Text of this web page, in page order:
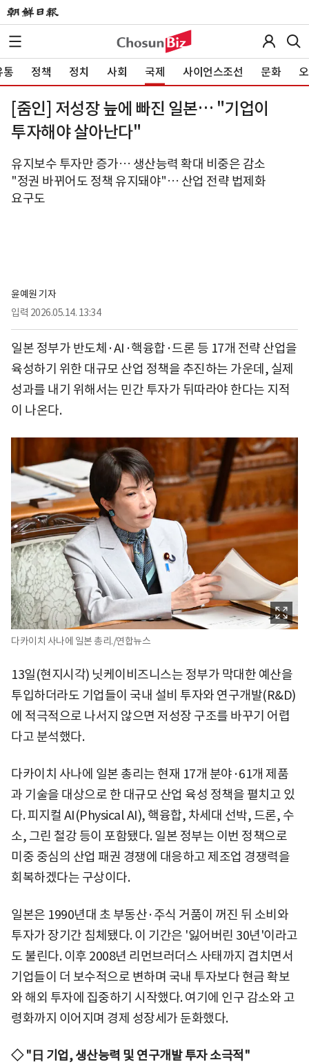
통 정책 정치 사회 국제 사이언스조선 문화
[줌인] 저성장 늪에 빠진 일본… "기업이
투자해야 살아난다"
유지보수 투자만 증가… 생산능력 확대 비중은 감소
"정권 바뀌어도 정책 유지돼야"… 산업 전략 법제화
요구도
윤예원 기자
입력 2026.05.14. 13:34
일본 정부가 반도체·AI·핵융합·드론 등 17개 전략 산업을
육성하기 위한 대규모 산업 정책을 추진하는 가운데, 실제
성과를 내기 위해서는 민간 투자가 뒤따라야 한다는 지적
이 나온다.
다카이치 사나에 일본 총리./연합뉴스
13일(현지시각) 닛케이비즈니스는 정부가 막대한 예산을
투입하더라도 기업들이 국내 설비 투자와 연구개발(R&D)
에 적극적으로 나서지 않으면 저성장 구조를 바꾸기 어렵
다고 분석했다.
다카이치 사나에 일본 총리는 현재 17개 분야·61개 제품
과 기술을 대상으로 한 대규모 산업 육성 정책을 펼치고 있
다. 피지컬 AI(Physical AI), 핵융합, 차세대 선박, 드론, 수
소, 그린 철강 등이 포함됐다. 일본 정부는 이번 정책으로
미중 중심의 산업 패권 경쟁에 대응하고 제조업 경쟁력을
회복하겠다는 구상이다.
일본은 1990년대 초 부동산·주식 거품이 꺼진 뒤 소비와
투자가 장기간 침체됐다. 이 기간은 '잃어버린 30년'이라고
도 불린다. 이후 2008년 리먼브러더스 사태까지 겹치면서
기업들이 더 보수적으로 변하며 국내 투자보다 현금 확보
와 해외 투자에 집중하기 시작했다. 여기에 인구 감소와 고
령화까지 이어지며 경제 성장세가 둔화했다.
◇ "日 기업, 생산능력 및 연구개발 투자 소극적"